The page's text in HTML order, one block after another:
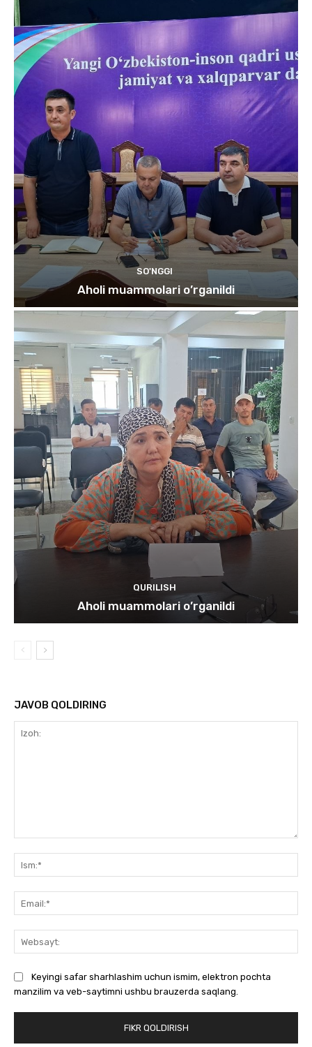
SO'NGGI
Aholi muammolari o’rganildi
QURILISH
Aholi muammolari o’rganildi
JAVOB QOLDIRING
Keyingi safar sharhlashim uchun ismim, elektron pochta
manzilim va veb-saytimni ushbu brauzerda saqlang.